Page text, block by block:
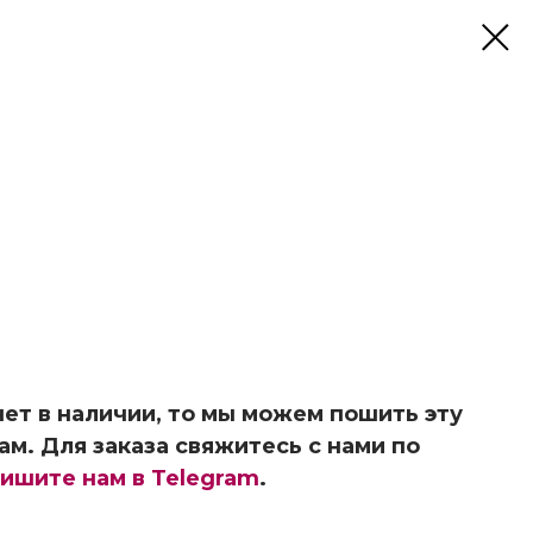
в наличии, то мы можем пошить эту
Для заказа свяжитесь с нами по
нам в Telegram.